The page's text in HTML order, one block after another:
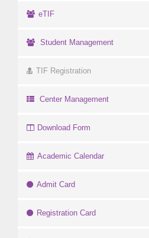
eTIF
Student Management
TIF Registration
Center Management
Download Form
Academic Calendar
Admit Card
Registration Card